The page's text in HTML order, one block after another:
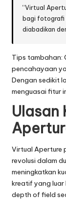
“Virtual
bagi fotografi
diabadikan
Tips tambahan:
pencahayaan
Dengan sedikit
menguasai fitur
Ulasan
Virtual Aperture
revolusi dalam
meningkatkan
kreatif yang luar
depth of field